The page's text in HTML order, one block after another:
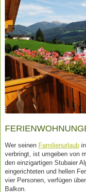
Wer seinen Familienurlaubin
verbringt, ist umgeben von
den einzigartigen Stubaier
eingerichteten und hellen
vier Personen, verfügen
Balkon.